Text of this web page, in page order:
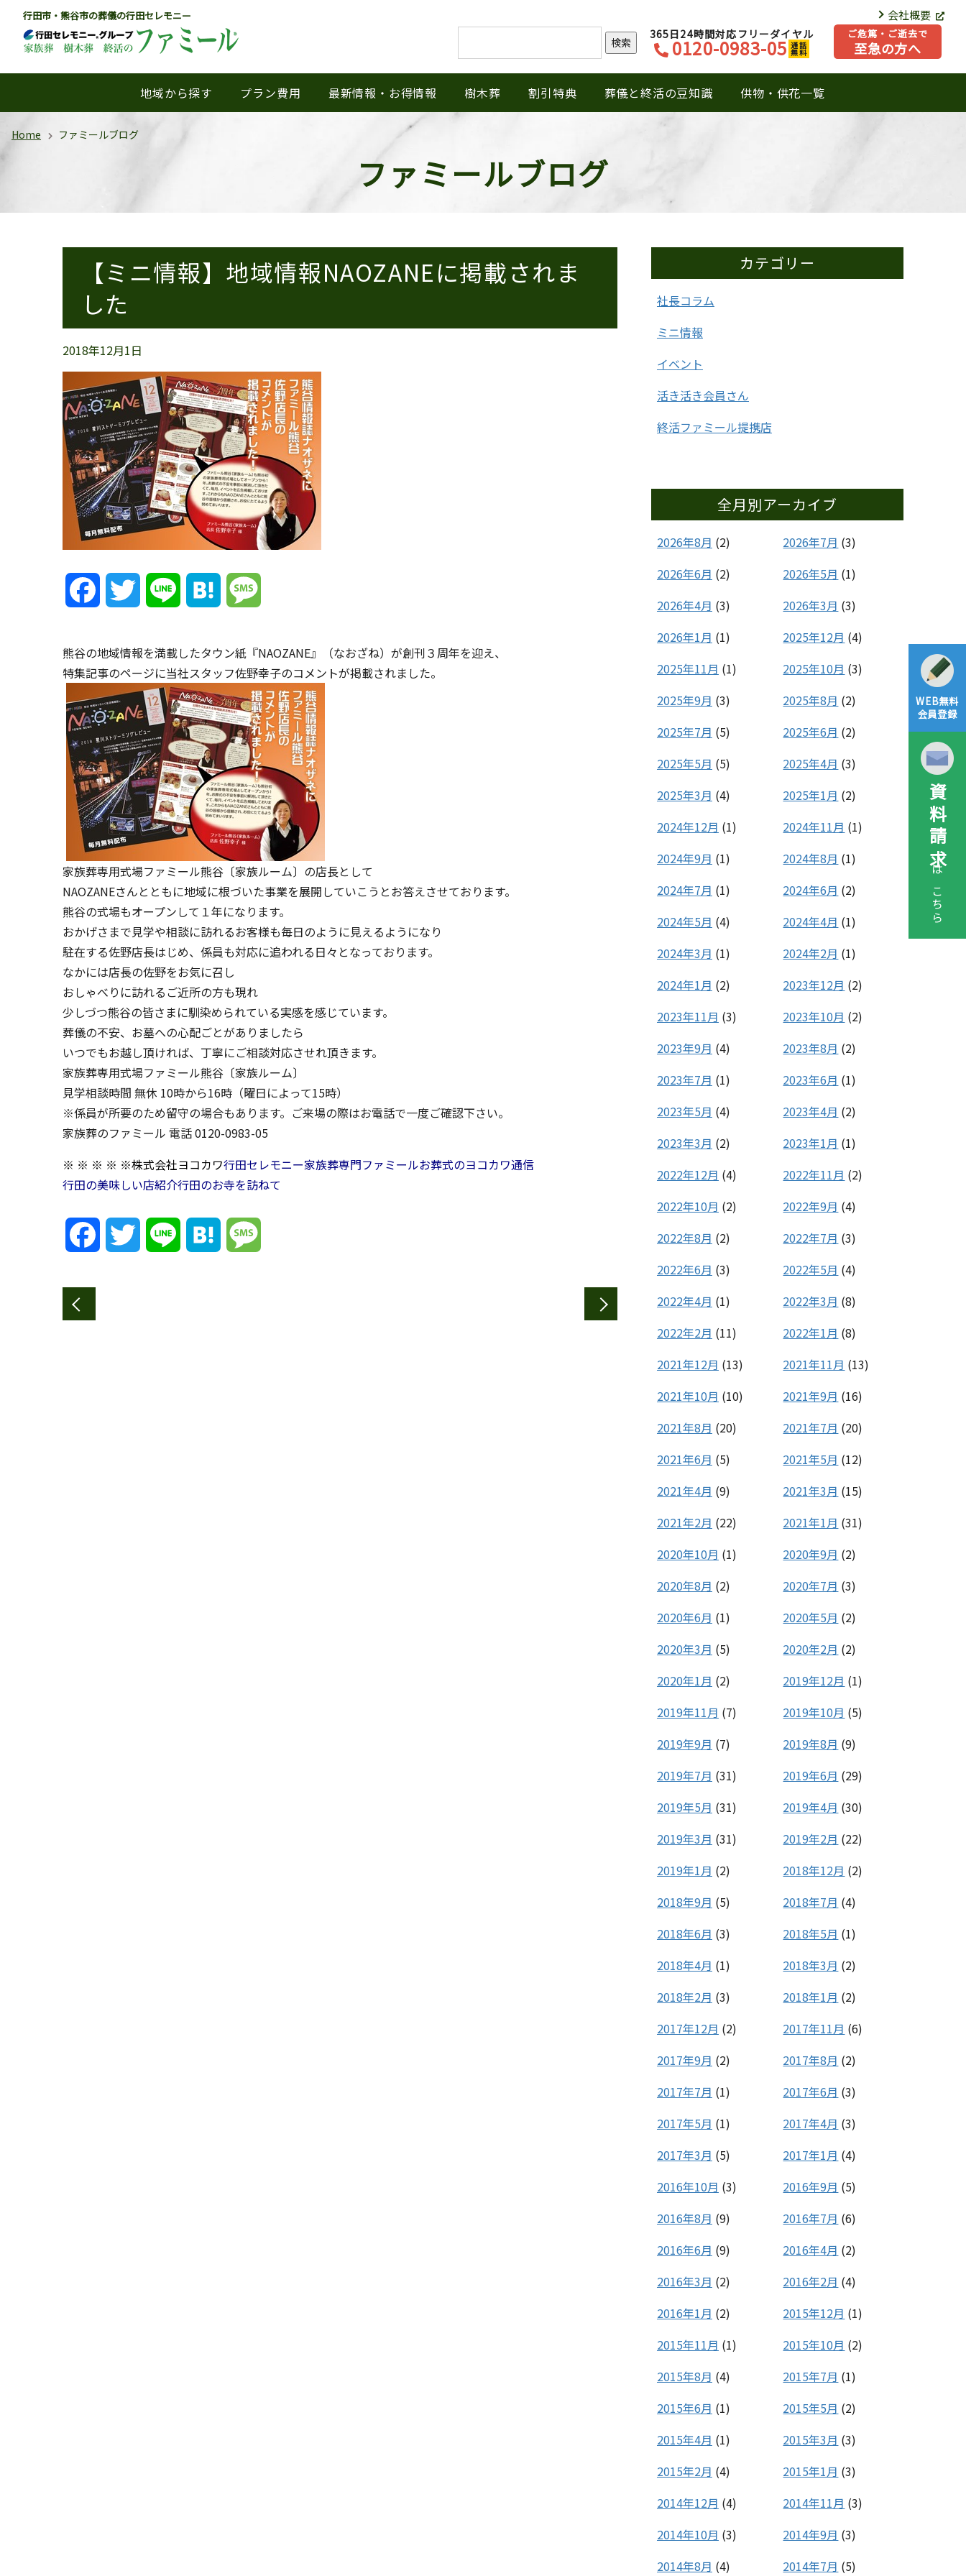
行田市・熊谷市の葬儀の行田セレモニー
地域から探す プラン費用 最新情報・お得情報 樹木葬 割引特典 葬儀と終活の豆知識 供物・供花一覧
会社概要
検索
365日24時間対応フリーダイヤル
0120-0983-05 通話
無料
ご危篤・ご逝去で
至急の方へ
WEB無料
会員登録
資料請求
はこちら
Home ファミールブログ
ファミールブログ
【ミニ情報】地域情報NAOZANEに掲載されま
した
2018年12月1日
FacebookTwitter Line Hatena
熊谷の地域情報を満載したタウン紙『NAOZANE』（なおざね）が創刊３周年を迎え、
特集記事のページに当社スタッフ佐野幸子のコメントが掲載されました。
家族葬専用式場ファミール熊谷〔家族ルーム〕の店長として
NAOZANEさんとともに地域に根づいた事業を展開していこうとお答えさせております。
熊谷の式場もオープンして１年になります。
おかげさまで見学や相談に訪れるお客様も毎日のように見えるようになり
駐在する佐野店長はじめ、係員も対応に追われる日々となっております。
なかには店長の佐野をお気に召し
おしゃべりに訪れるご近所の方も現れ
少しづつ熊谷の皆さまに馴染められている実感を感じています。
葬儀の不安、お墓への心配ごとがありましたら
いつでもお越し頂ければ、丁寧にご相談対応させれ頂きます。
家族葬専用式場ファミール熊谷〔家族ルーム〕
見学相談時間 無休 10時から16時（曜日によって15時）
※係員が所要のため留守の場合もあります。ご来場の際はお電話で一度ご確認下さい。
家族葬のファミール 電話 0120-0983-05
※ ※ ※ ※ ※株式会社ヨコカワ行田セレモニー家族葬専門ファミールお葬式のヨコカワ通信
行田の美味しい店紹介行田のお寺を訪ねて
FacebookTwitter Line Hatena
カテゴリー
社長コラム
ミニ情報
イベント
活き活き会員さん
終活ファミール提携店
全月別アーカイブ
2026年8月 (2) 2026年7月 (3)
2026年6月 (2) 2026年5月 (1)
2026年4月 (3) 2026年3月 (3)
2026年1月 (1) 2025年12月 (4)
2025年11月 (1) 2025年10月 (3)
2025年9月 (3) 2025年8月 (2)
2025年7月 (5) 2025年6月 (2)
2025年5月 (5) 2025年4月 (3)
2025年3月 (4) 2025年1月 (2)
2024年12月 (1) 2024年11月 (1)
2024年9月 (1) 2024年8月 (1)
2024年7月 (1) 2024年6月 (2)
2024年5月 (4) 2024年4月 (1)
2024年3月 (1) 2024年2月 (1)
2024年1月 (2) 2023年12月 (2)
2023年11月 (3) 2023年10月 (2)
2023年9月 (4) 2023年8月 (2)
2023年7月 (1) 2023年6月 (1)
2023年5月 (4) 2023年4月 (2)
2023年3月 (2) 2023年1月 (1)
2022年12月 (4) 2022年11月 (2)
2022年10月 (2) 2022年9月 (4)
2022年8月 (2) 2022年7月 (3)
2022年6月 (3) 2022年5月 (4)
2022年4月 (1) 2022年3月 (8)
2022年2月 (11) 2022年1月 (8)
2021年12月 (13) 2021年11月 (13)
2021年10月 (10) 2021年9月 (16)
2021年8月 (20) 2021年7月 (20)
2021年6月 (5) 2021年5月 (12)
2021年4月 (9) 2021年3月 (15)
2021年2月 (22) 2021年1月 (31)
2020年10月 (1) 2020年9月 (2)
2020年8月 (2) 2020年7月 (3)
2020年6月 (1) 2020年5月 (2)
2020年3月 (5) 2020年2月 (2)
2020年1月 (2) 2019年12月 (1)
2019年11月 (7) 2019年10月 (5)
2019年9月 (7) 2019年8月 (9)
2019年7月 (31) 2019年6月 (29)
2019年5月 (31) 2019年4月 (30)
2019年3月 (31) 2019年2月 (22)
2019年1月 (2) 2018年12月 (2)
2018年9月 (5) 2018年7月 (4)
2018年6月 (3) 2018年5月 (1)
2018年4月 (1) 2018年3月 (2)
2018年2月 (3) 2018年1月 (2)
2017年12月 (2) 2017年11月 (6)
2017年9月 (2) 2017年8月 (2)
2017年7月 (1) 2017年6月 (3)
2017年5月 (1) 2017年4月 (3)
2017年3月 (5) 2017年1月 (4)
2016年10月 (3) 2016年9月 (5)
2016年8月 (9) 2016年7月 (6)
2016年6月 (9) 2016年4月 (2)
2016年3月 (2) 2016年2月 (4)
2016年1月 (2) 2015年12月 (1)
2015年11月 (1) 2015年10月 (2)
2015年8月 (4) 2015年7月 (1)
2015年6月 (1) 2015年5月 (2)
2015年4月 (1) 2015年3月 (3)
2015年2月 (4) 2015年1月 (3)
2014年12月 (4) 2014年11月 (3)
2014年10月 (3) 2014年9月 (3)
2014年8月 (4) 2014年7月 (5)